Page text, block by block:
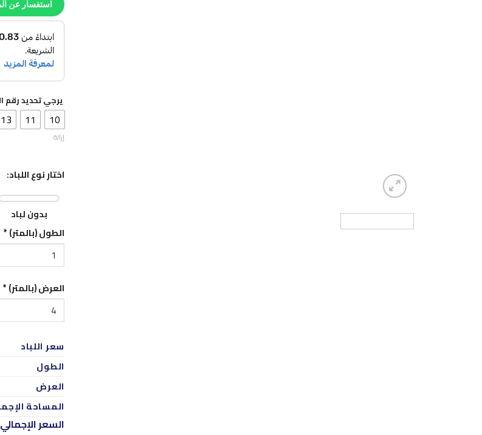
استفسار عن
يرجي تحديد رقم
10
11
13
إزالة
اختار نوع اللباد:
بدون لباد
الطول (بالمتر)*
العرض (بالمتر)*
سعر اللباد
الطول
العرض
المساحة
السعر